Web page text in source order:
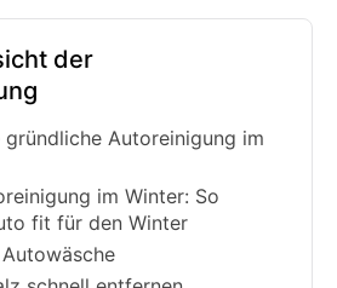
der
gründliche Autoreinigung im
im Winter: So
fit für den Winter